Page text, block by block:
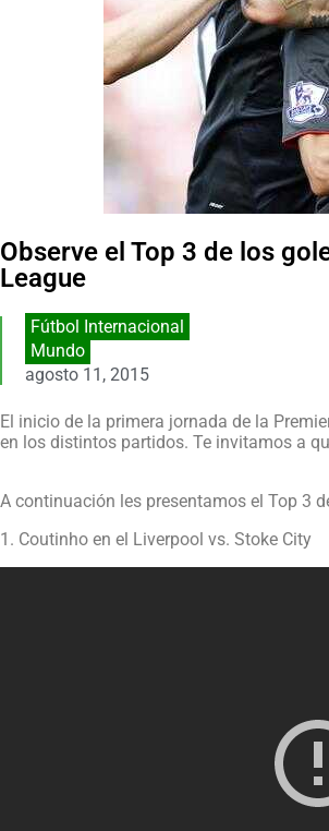
Observe el Top 3 de los
League
Fútbol Internacional
Mundo
agosto 11, 2015
El inicio de la primera jornada de la
en los distintos partidos. Te invitamos a
A continuación les presentamos el Top 3
1. Coutinho en el Liverpool vs. Stoke City